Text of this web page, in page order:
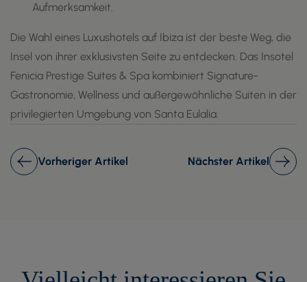
Aufmerksamkeit.
Die Wahl eines Luxushotels auf Ibiza ist der beste Weg, die
Insel von ihrer exklusivsten Seite zu entdecken. Das Insotel
Fenicia Prestige Suites & Spa kombiniert Signature-
Gastronomie, Wellness und außergewöhnliche Suiten in der
privilegierten Umgebung von Santa Eulalia.
Vorheriger Artikel Nächster Artikel